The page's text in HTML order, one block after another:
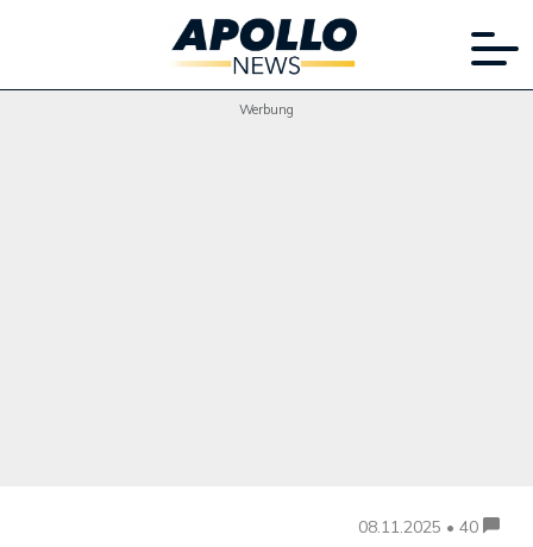
Werbung
08.11.2025 • 40